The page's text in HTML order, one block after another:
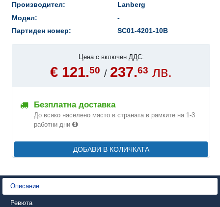
Производител:
Lanberg
Модел:
-
Партиден номер:
SC01-4201-10B
Цена с включен ДДС:
€ 121.50 / 237.63 лв.
Безплатна доставка
До всяко населено място в страната в рамките на 1-3
работни дни
ДОБАВИ В КОЛИЧКАТА
Описание
Ревюта